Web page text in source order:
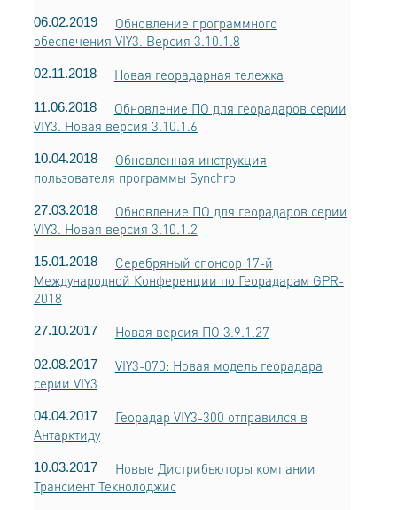
06.02.2019
Обновление программного
обеспечения VIY3. Версия 3.10.1.8
02.11.2018 Новая георадарная тележка
11.06.2018
Обновление ПО для георадаров серии
VIY3. Новая версия 3.10.1.6
10.04.2018
Обновленная инструкция
пользователя программы Synchro
27.03.2018
Обновление ПО для георадаров серии
VIY3. Новая версия 3.10.1.2
15.01.2018
Серебряный спонсор 17-й
Международной Конференции по Георадарам GPR-
2018
27.10.2017 Новая версия ПО 3.9.1.27
02.08.2017
VIY3-070: Новая модель георадара
серии VIY3
04.04.2017
Георадар VIY3-300 отправился в
Антарктиду
10.03.2017
Новые Дистрибьюторы компании
Трансиент Текнолоджис